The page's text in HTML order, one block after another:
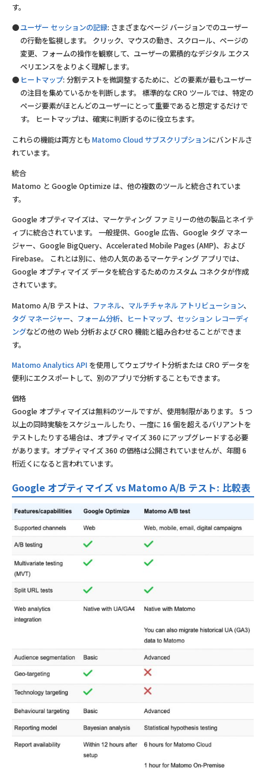
す。
ユーザー セッションの記録: さまざまなページ バージョンでのユーザー
の行動を監視します。 クリック、マウスの動き、スクロール、ページの
変更、フォームの操作を観察して、ユーザーの累積的なデジタル エクス
ペリエンスをよりよく理解します。
ヒートマップ: 分割テストを微調整するために、どの要素が最もユーザー
の注目を集めているかを判断します。 標準的な CRO ツールでは、特定の
ページ要素がほとんどのユーザーにとって重要であると想定するだけで
す。 ヒートマップは、確実に判断するのに役立ちます。
これらの機能は両方とも Matomo Cloud サブスクリプションにバンドルさ
れています。
統合
Matomo と Google Optimize は、他の複数のツールと統合されていま
す。
Google オプティマイズは、マーケティング ファミリーの他の製品とネイテ
ィブに統合されています。 一般提供、Google 広告、Google タグ マネー
ジャー、Google BigQuery、Accelerated Mobile Pages (AMP)、および
Firebase。 これとは別に、他の人気のあるマーケティング アプリでは、
Google オプティマイズ データを統合するためのカスタム コネクタが作成
されています。
Matomo A/B テストは、 ファネル、 マルチチャネル アトリビューション、
タグ マネージャー、 フォーム分析、 ヒートマップ、 セッション レコーディ
ングなどの他の Web 分析および CRO 機能と組み合わせることができま
す。
Matomo Analytics API を使用してウェブサイト分析または CRO データを
便利にエクスポートして、別のアプリで分析することもできます。
価格
Google オプティマイズは無料のツールですが、使用制限があります。 5 つ
以上の同時実験をスケジュールしたり、一度に 16 個を超えるバリアントを
テストしたりする場合は、オプティマイズ 360 にアップグレードする必要
があります。オプティマイズ 360 の価格は公開されていませんが、年間 6
桁近くになると言われています。
Google オプティマイズ vs Matomo A/B テスト: 比較表